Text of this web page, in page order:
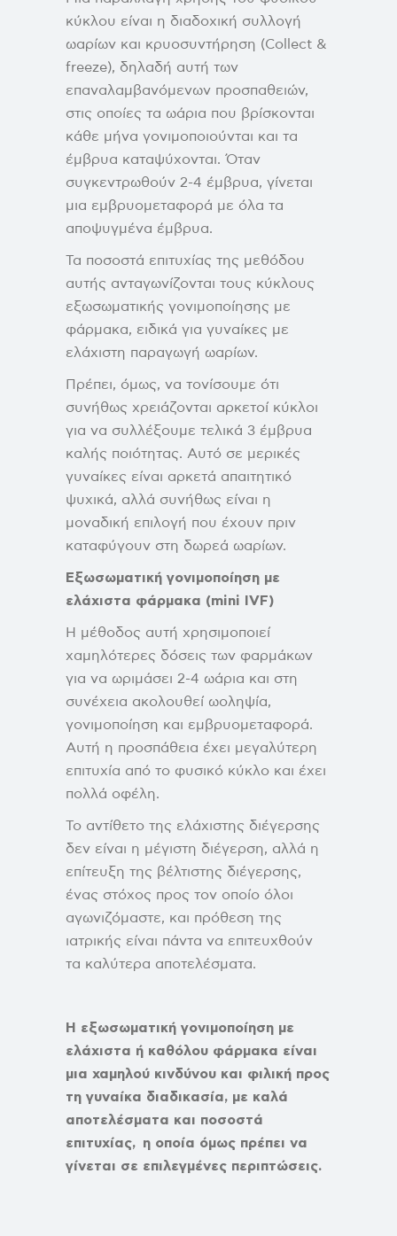
κύκλου είναι η διαδοχική συλλογή
ωαρίων και κρυοσυντήρηση (Collect &
freeze), δηλαδή αυτή των
επαναλαμβανόμενων προσπαθειών,
στις οποίες τα ωάρια που βρίσκονται
κάθε μήνα γονιμοποιούνται και τα
έμβρυα καταψύχονται. Όταν
συγκεντρωθούν 2-4 έμβρυα, γίνεται
μια εμβρυομεταφορά με όλα τα
αποψυγμένα έμβρυα.
Τα ποσοστά επιτυχίας της μεθόδου
αυτής ανταγωνίζονται τους κύκλους
εξωσωματικής γονιμοποίησης με
φάρμακα, ειδικά για γυναίκες με
ελάχιστη παραγωγή ωαρίων.
Πρέπει, όμως, να τονίσουμε ότι
συνήθως χρειάζονται αρκετοί κύκλοι
για να συλλέξουμε τελικά 3 έμβρυα
καλής ποιότητας. Αυτό σε μερικές
γυναίκες είναι αρκετά απαιτητικό
ψυχικά, αλλά συνήθως είναι η
μοναδική επιλογή που έχουν πριν
καταφύγουν στη δωρεά ωαρίων.
Εξωσωματική γονιμοποίηση με
ελάχιστα φάρμακα (mini IVF)
H μέθοδος αυτή χρησιμοποιεί
χαμηλότερες δόσεις των φαρμάκων
για να ωριμάσει 2-4 ωάρια και στη
συνέχεια ακολουθεί ωοληψία,
γονιμοποίηση και εμβρυομεταφορά.
Αυτή η προσπάθεια έχει μεγαλύτερη
επιτυχία από το φυσικό κύκλο και έχει
πολλά οφέλη.
Το αντίθετο της ελάχιστης διέγερσης
δεν είναι η μέγιστη διέγερση, αλλά η
επίτευξη της βέλτιστης διέγερσης,
ένας στόχος προς τον οποίο όλοι
αγωνιζόμαστε, και πρόθεση της
ιατρικής είναι πάντα να επιτευχθούν
τα καλύτερα αποτελέσματα.
Η εξωσωματική γονιμοποίηση με
ελάχιστα ή καθόλου φάρμακα είναι
μια χαμηλού κινδύνου και φιλική προς
τη γυναίκα διαδικασία, με καλά
αποτελέσματα και ποσοστά
επιτυχίας, η οποία όμως πρέπει να
γίνεται σε επιλεγμένες περιπτώσεις.